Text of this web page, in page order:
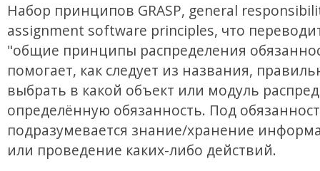
Набор принципов GRASP, general
assignment software principles, что
"общие принципы распределения
помогает, как следует из названия,
выбрать в какой объект или модуль
определённую обязанность. Под
подразумевается знание/хранение
или проведение каких-либо действий.